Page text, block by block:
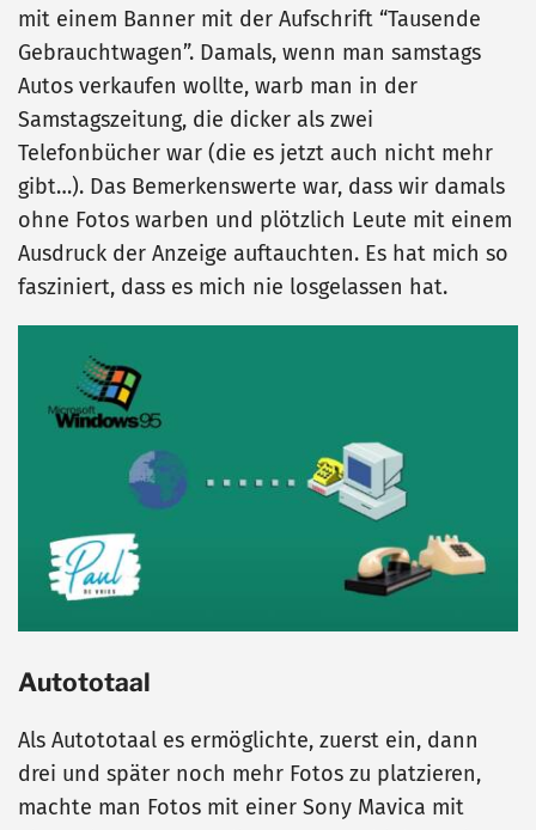
mit einem Banner mit der Aufschrift “Tausende
Gebrauchtwagen”. Damals, wenn man samstags
Autos verkaufen wollte, warb man in der
Samstagszeitung, die dicker als zwei
Telefonbücher war (die es jetzt auch nicht mehr
gibt…). Das Bemerkenswerte war, dass wir damals
ohne Fotos warben und plötzlich Leute mit einem
Ausdruck der Anzeige auftauchten. Es hat mich so
fasziniert, dass es mich nie losgelassen hat.
Autototaal
Als Autototaal es ermöglichte, zuerst ein, dann
drei und später noch mehr Fotos zu platzieren,
machte man Fotos mit einer Sony Mavica mit